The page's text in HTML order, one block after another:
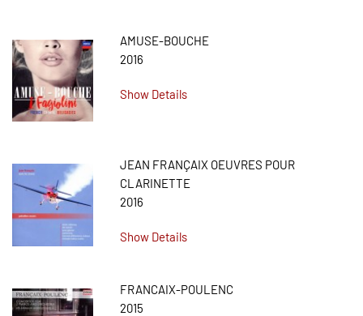
AMUSE-BOUCHE
2016
Show Details
JEAN FRANÇAIX OEUVRES POUR
CLARINETTE
2016
Show Details
FRANCAIX-POULENC
2015